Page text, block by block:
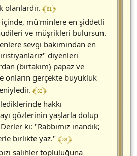
olanlardır. ﴾ 81 ﴿
mü'minlere en şiddetli
ve müşrikleri bulursun.
sevgi bakımından en
diyenleri
(birtakım) papaz ve
onların gerçekte büyüklük
﴾ 82 ﴿
hakkı
gözlerinin yaşlarla dolup
ki: "Rabbimiz inandık;
birlikte yaz." ﴾ 83 ﴿
salihler topluluğuna